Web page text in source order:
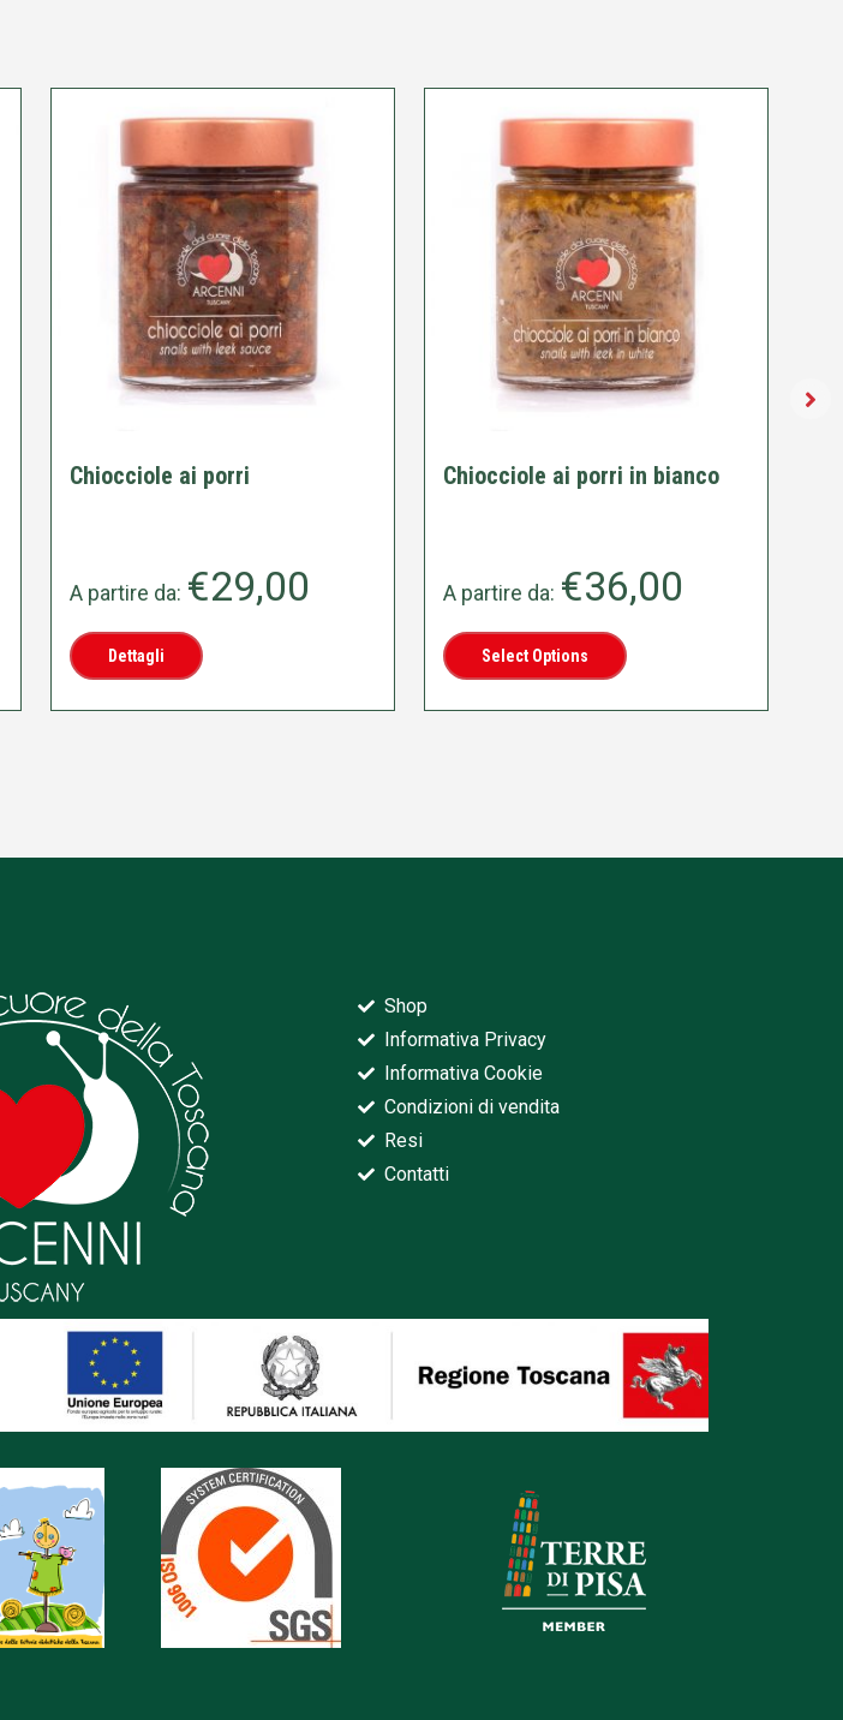
Chiocciole ai porri
A partire da: €29,00
Dettagli
Chiocciole ai porri in bianco
A partire da: €36,00
Select Options
Shop
Informativa Privacy
Informativa Cookie
Condizioni di vendita
Resi
Contatti